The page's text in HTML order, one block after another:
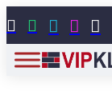
    